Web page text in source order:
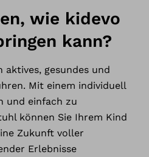
wie kidevo
kann?
aktives, gesundes und
Mit einem individuell
und einfach zu
können Sie Ihrem Kind
Zukunft voller
Erlebnisse